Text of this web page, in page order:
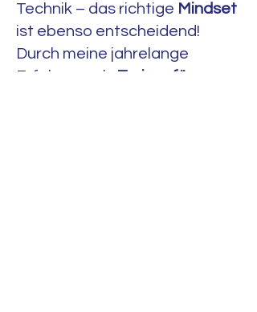
Technik – das richtige Mindset
ist ebenso entscheidend!
Durch meine jahrelange
Erfahrung als Trainer für